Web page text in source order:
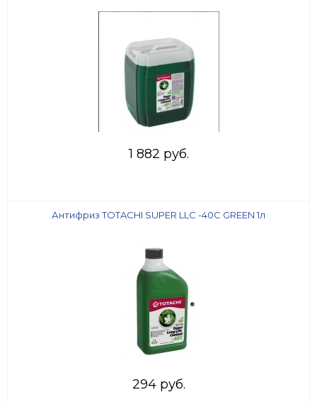
1 882 руб.
Антифриз TOTACHI SUPER LLC -40C GREEN 1л
294 руб.